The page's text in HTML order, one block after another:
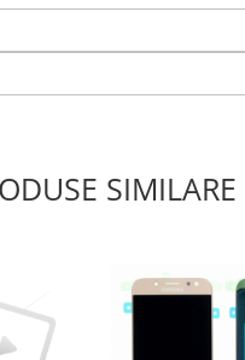
SIMILARE